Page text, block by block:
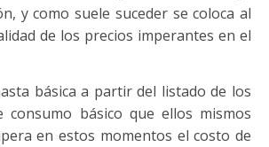
y como suele suceder se coloca al
de los precios imperantes en el
básica a partir del listado de los
consumo básico que ellos mismos
en estos momentos el costo de